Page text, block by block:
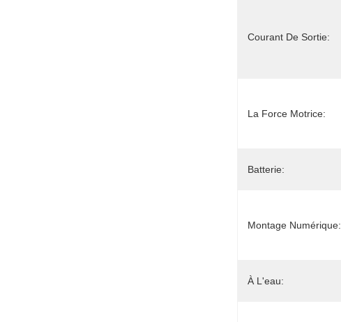
Courant De Sortie:
La Force Motrice:
Batterie:
Montage Numérique:
À L'eau: